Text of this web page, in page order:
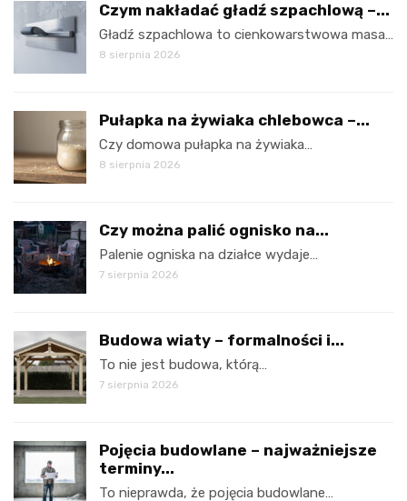
Czym nakładać gładź szpachlową –...
Gładź szpachlowa to cienkowarstwowa masa…
8 sierpnia 2026
Pułapka na żywiaka chlebowca –...
Czy domowa pułapka na żywiaka…
8 sierpnia 2026
Czy można palić ognisko na...
Palenie ogniska na działce wydaje…
7 sierpnia 2026
Budowa wiaty – formalności i...
To nie jest budowa, którą…
7 sierpnia 2026
Pojęcia budowlane – najważniejsze
terminy...
To nieprawda, że pojęcia budowlane…